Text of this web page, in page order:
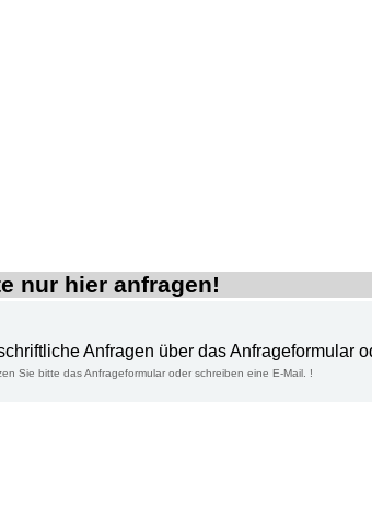
nur hier anfragen!
Anfragen über das Anfrageformular
Sie bitte das Anfrageformular oder schreiben eine E-Mail. !